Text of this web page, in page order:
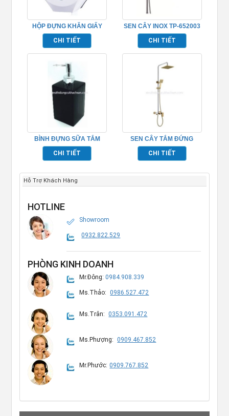
HỘP ĐỰNG KHĂN GIẤY
TP695155
CHI TIẾT
SEN CÂY INOX TP-652003
CHI TIẾT
BÌNH ĐỰNG SỮA TẮM
TP695153
CHI TIẾT
SEN CÂY TẮM ĐỨNG
BẰNG ĐỒNG MẠ VÀNG –
TP-652008
CHI TIẾT
Hỗ Trợ Khách Hàng
HOTLINE
Showroom
0932.822.529
PHÒNG KINH DOANH
Mr.Đông:0984.908.339
Ms.Thảo: 0986.527.472
Ms.Trân: 0353.091.472
Ms.Phượng: 0909.467.852
Mr.Phước: 0909.767.852